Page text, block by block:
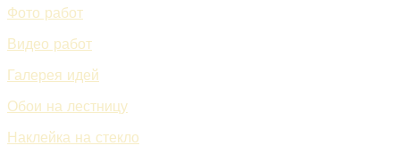
Фото работ
Видео работ
Галерея идей
Обои на лестницу
Наклейка на стекло